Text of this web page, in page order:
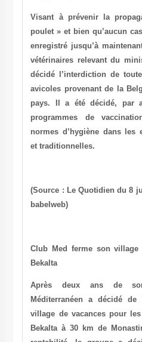
Visant à prévenir la
poulet » et bien qu’aucun
enregistré jusqu’à
vétérinaires relevant du
décidé l’interdiction de
avicoles provenant de la
pays. Il a été décidé, par
programmes de
normes d’hygiène dans les
et traditionnelles.
(Source : Le Quotidien du 8
babelweb)
Club Med ferme son
Bekalta
Après deux ans de
Méditerranéen a décidé
village de vacances pour
Bekalta à 30 km de